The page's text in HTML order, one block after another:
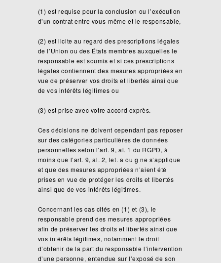
(1) est requise pour la conclusion ou l’exécution
d’un contrat entre vous-même et le responsable,
(2) est licite au regard des prescriptions légales
de l’Union ou des États membres auxquelles le
responsable est soumis et si ces prescriptions
légales contiennent des mesures appropriées en
vue de préserver vos droits et libertés ainsi que
de vos intérêts légitimes ou
(3) est prise avec votre accord exprès.
Ces décisions ne doivent cependant pas reposer
sur des catégories particulières de données
personnelles selon l’art. 9, al. 1 du RGPD, à
moins que l’art. 9, al. 2, let. a ou g ne s’applique
et que des mesures appropriées n’aient été
prises en vue de protéger les droits et libertés
ainsi que de vos intérêts légitimes.
Concernant les cas cités en (1) et (3), le
responsable prend des mesures appropriées
afin de préserver les droits et libertés ainsi que
vos intérêts légitimes, notamment le droit
d’obtenir de la part du responsable l’intervention
d’une personne, entendue sur l’exposé de son